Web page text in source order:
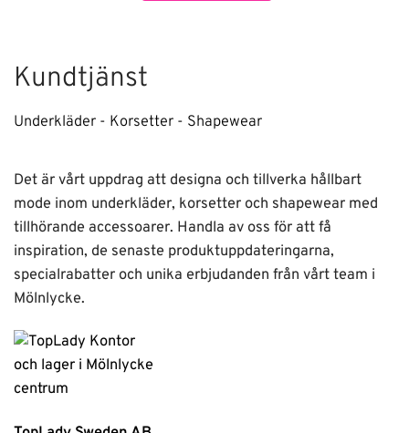
Kundtjänst
Underkläder - Korsetter - Shapewear
Det är vårt uppdrag att designa och tillverka hållbart
mode inom underkläder, korsetter och shapewear med
tillhörande accessoarer. Handla av oss för att få
inspiration, de senaste produktuppdateringarna,
specialrabatter och unika erbjudanden från vårt team i
Mölnlycke.